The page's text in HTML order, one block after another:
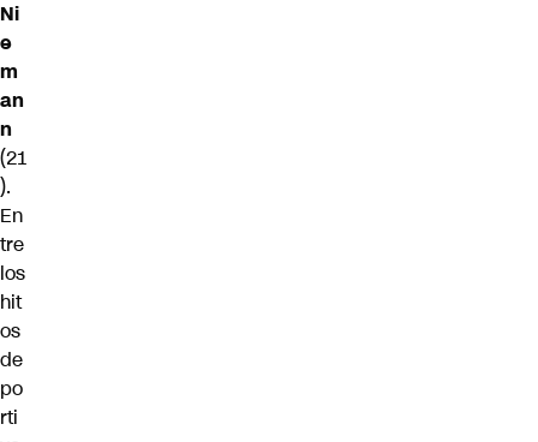
Ni
e
m
an
n
(21
).
En
tre
los
hit
os
de
po
rti